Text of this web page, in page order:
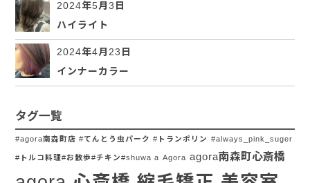
2024年5月3日
ハイライト
2024年4月23日
インナーカラー
タグ一覧
#agora南森町店 #てんとう虫パーク #トランポリン #always_pink_suger
#トルコ料理#お散歩#チキン#shuwa a Agora agora南森町心斎橋